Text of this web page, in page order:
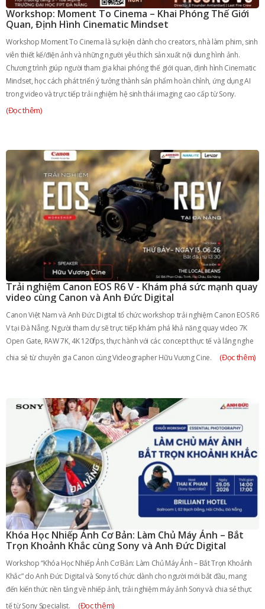
Workshop: Moment To Cinema – Khai Phóng Thế Giới
Quan, Định Hình Cinematic Mindset
Workshop Moment To Cinema là sự kiện dành cho creators, nhà làm phim, sinh
viên thiết kế/điện ảnh và những người yêu thích sản xuất nội dung hình ảnh.
Chương trình giúp người tham gia khai phóng thế giới quan, định hình Cinematic
Mindset, học cách phát triển ý tưởng thành sản phẩm hoàn chỉnh, ứng dụng AI
trong video và trực tiếp trải nghiệm hệ sinh thái imaging cao cấp từ Sony.
(Đọc thêm)
Trải nghiệm Canon EOS R6 V - Khám phá sức mạnh quay
video cùng Canon và Anh Đức Digital
Canon Việt Nam và Anh Đức Digital tổ chức workshop trải nghiệm Canon EOS R6
V tại Đà Nẵng. Người tham dự sẽ trực tiếp khám phá khả năng quay video 7K
Open Gate, RAW 7K, 4K 120fps, thực hành với các concept thực tế và lắng nghe
chia sẻ từ chuyên gia Canon cùng Videographer Hữu Vương Cine.
(Đọc thêm)
Khóa Học Nhiếp Ảnh Cơ Bản: Làm Chủ Máy Ảnh – Bắt
Trọn Khoảnh Khắc cùng Sony và Anh Đức Digital
Workshop “Khóa Học Nhiếp Ảnh Cơ Bản: Làm Chủ Máy Ảnh – Bắt Trọn Khoảnh
Khắc” do Anh Đức Digital và Sony tổ chức dành cho người mới bắt đầu, mang
đến kiến thức nền tảng về nhiếp ảnh, trải nghiệm máy ảnh Sony và chia sẻ thực
tế từ Sony Specialist.
(Đọc thêm)